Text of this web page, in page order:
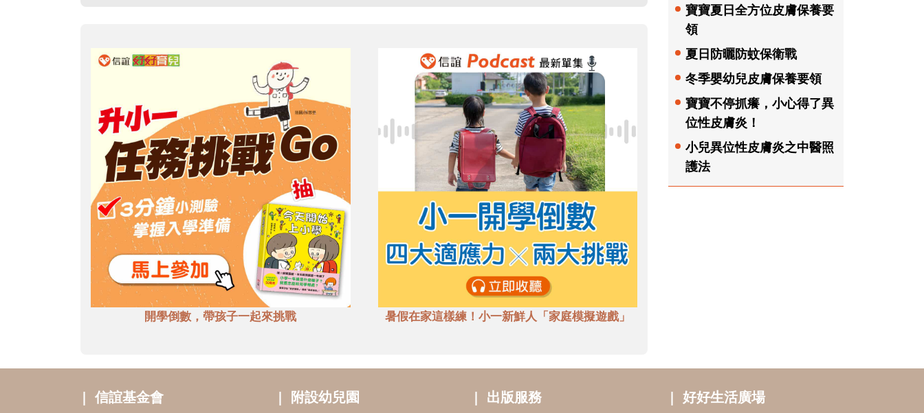
開學倒數，帶孩子一起來挑戰 暑假在家這樣練！小一新鮮人「家庭模擬遊戲」
寶寶夏日全方位皮膚保養要
領
夏日防曬防蚊保衛戰
冬季嬰幼兒皮膚保養要領
寶寶不停抓癢，小心得了異
位性皮膚炎！
小兒異位性皮膚炎之中醫照
護法
信誼基金會 附設幼兒園 出版服務 好好生活廣場